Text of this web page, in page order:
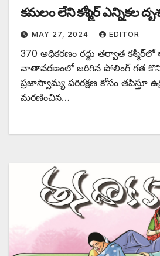
‌కమలం లేని కశ్మీర్‌ ఎన్నికల
MAY 27, 2024 EDITOR
370 అధికరణం రద్దు తర్వాత
వాతావరణంలో జరిగిన పోలింగ్‌ ‌గత
ప్రజాస్వామ్య పరిరక్షణ కోసం తపిస్తూ
మరణించిన…